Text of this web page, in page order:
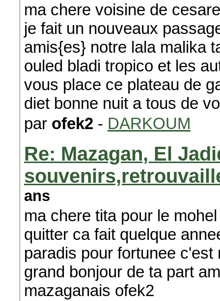
ma chere voisine de
je fait un nouveaux
amis{es} notre lala malika
ouled bladi tropico et les
vous place ce plateau de
diet bonne nuit a tous de
par ofek2 - DARKOUM
Re: Mazagan, El
ans
ma chere tita pour le
quitter ca fait quelque
paradis pour fortunee
grand bonjour de ta part
mazaganais ofek2